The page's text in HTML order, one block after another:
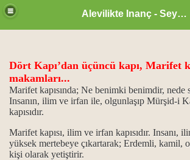
Alevilikte Inanç - Seyyid Hakkı
Dört Kapı’dan üçüncü kapı, Marifet
makamları...
Marifet kapısında; Ne benimki benimdir, nede
Insanın, ilim ve irfan ile, olgunlaşıp Mürşid-i
kapısıdır.
Marifet kapısı, ilim ve irfan kapısıdır. Insanı,
yüksek mertebeye çıkartarak; Erdemli, kamil,
kişi olarak yetiştirir.
Hüsna